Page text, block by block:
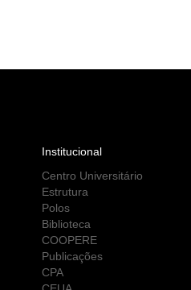
Institucional
Centro Universitário
Estrutura
Polos
Biblioteca
COOPERE
Publicações
CPA